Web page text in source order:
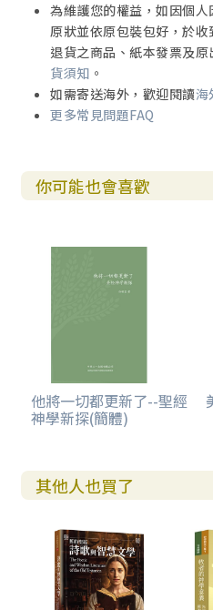
為維護您的權益，如因個
原狀並依原包裝包好，於
退貨之商品、紙本發票及
貨須知 。
如需寄送海外，歡迎閱讀海
更多常見問題FAQ
你可能也會喜歡
他將一切都更新了--聖經
神學新探(簡體)
其他人也買了